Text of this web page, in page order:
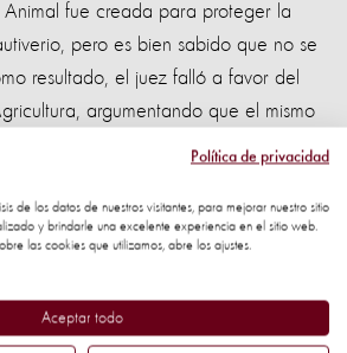
Animal fue creada para proteger la
pero es bien sabido que no se
resultado, el juez falló a favor del
argumentando que el mismo
decidía los estándares y
cumplir la ley. Otras demandas
en cautiverio y utilizar la Ley Sobre
Extinción (ESA) para categorizar el
Política de privacidad
de los datos de nuestros visitantes, para mejorar nuestro sitio
y brindarle una excelente experiencia en el sitio web.
las cookies que utilizamos, abre los ajustes.
Aceptar todo